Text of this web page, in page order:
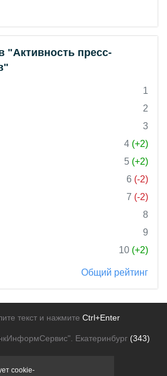
"Активность пресс-
1
2
3
4 (+2)
5 (+2)
6 (-2)
7 (-2)
8
9
10 (+2)
Общий рейтинг
текст и нажмите Ctrl+Enter
Екатеринбург (343)
cookie-